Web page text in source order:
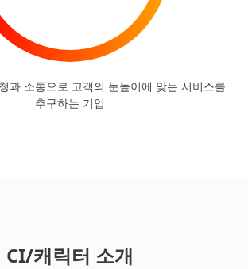
과 소통으로 고객의 눈높이에 맞는 서비스를
추구하는 기업
CI/캐릭터 소개